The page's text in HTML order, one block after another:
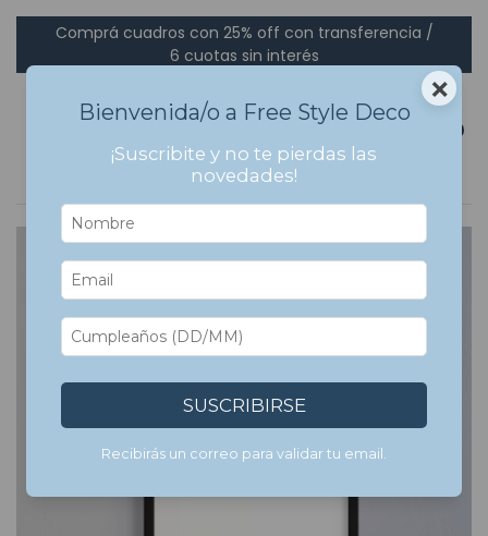
Comprá cuadros con 25% off con transferencia /
6 cuotas sin interés
×
Bienvenida/o a Free Style Deco
¡Suscribite y no te pierdas las
novedades!
SUSCRIBIRSE
Recibirás un correo para validar tu email.